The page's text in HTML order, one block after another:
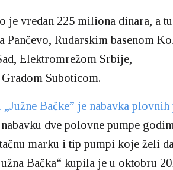
je vredan 225 miliona dinara, a
Rudarskim basenom
Elektromrežom Srbije,
Suboticom.
Bačke” je nabavka plovnih
dve polovne pumpe
marku i tip pumpi koje želi
Bačka“ kupila je u oktobru